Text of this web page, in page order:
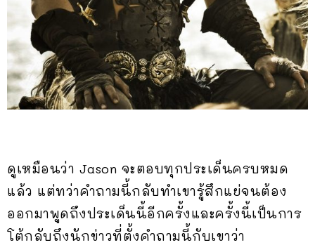
ดูเหมือนว่า Jason จะตอบทุกประเด็นครบหมด
แล้ว แต่ทว่าคำถามนี้กลับทำเขารู้สึกแย่จนต้อง
ออกมาพูดถึงประเด็นนี้อีกครั้งและครั้งนี้เป็นการ
โต้กลับถึงนักข่าวที่ตั้งคำถามนี้กับเขาว่า